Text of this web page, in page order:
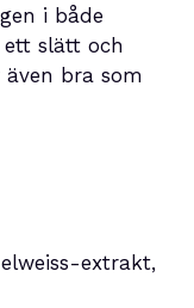
i både
slätt och
bra som
extrakt,